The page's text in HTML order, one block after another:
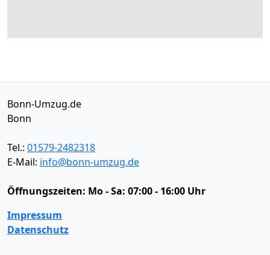
Bonn-Umzug.de
Bonn
Tel.: 01579-2482318
E-Mail: info@bonn-umzug.de
Öffnungszeiten: Mo - Sa: 07:00 - 16:00 Uhr
Impressum
Datenschutz